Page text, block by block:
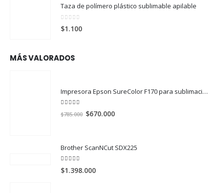
Taza de polímero plástico sublimable apilable
0
$1.100
MÁS VALORADOS
Impresora Epson SureColor F170 para sublimación
out of 5
$785.000 El
era:
$670.000El
es:
Brother ScanNCut SDX225
5.00
$1.398.000